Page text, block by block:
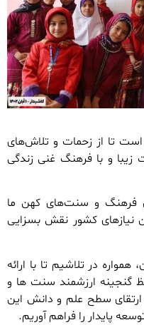
است تا از زحمات و تلاش‌های
و با فرهنگ غنی زندگی
فرهنگ و سنت‌های کهن ما
نیازهای کشور نقش بسزایی
در تلاشیم تا با ارائه
گنجینه ارزشمند سنت ها و
ارتقای سطح علم و دانش این
پایدار را فراهم آوریم.